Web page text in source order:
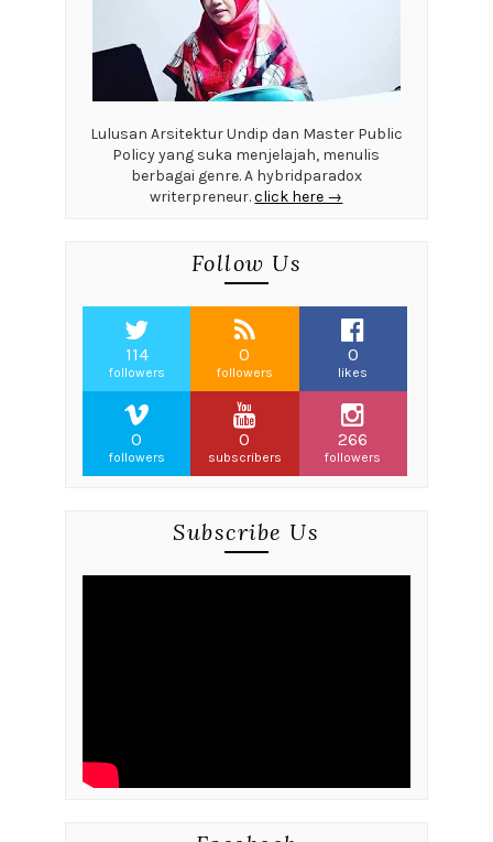
Lulusan Arsitektur Undip dan Master Public
Policy yang suka menjelajah, menulis
berbagai genre. A hybridparadox
writerpreneur.click here →
Follow Us
114
followers
0
followers
0
likes
0
followers
0
subscribers
266
followers
Subscribe Us